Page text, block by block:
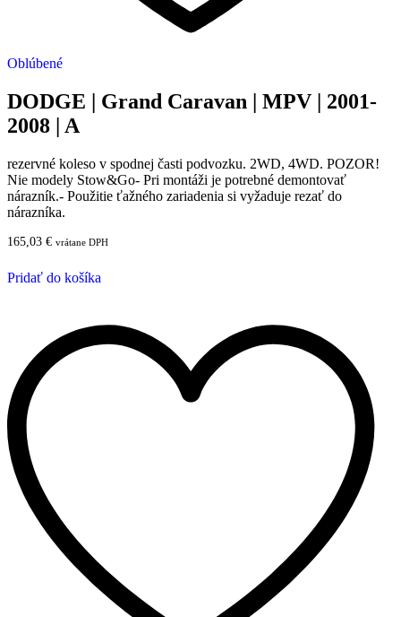
Oblúbené
DODGE | Grand Caravan | MPV | 2001-
2008 | A
rezervné koleso v spodnej časti podvozku. 2WD, 4WD. POZOR!
Nie modely Stow&Go- Pri montáži je potrebné demontovať
nárazník.- Použitie ťažného zariadenia si vyžaduje rezať do
nárazníka.
165,03 € vrátane DPH
Pridať do košíka